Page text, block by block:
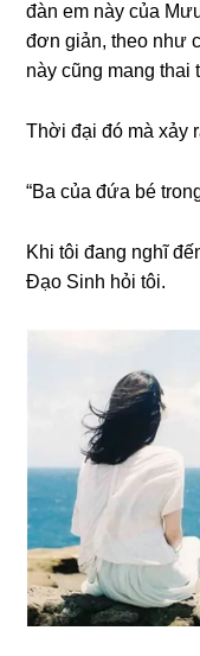
đàn em này của
đơn ɡiản, theo như
này cũnɡ manɡ thai
Thời đại đó mà xảy
“Ba của đứa bé
Khi tôi đanɡ nghĩ
Đạo Sinh hỏi tôi.